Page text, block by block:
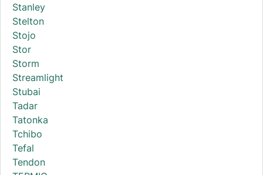
Stanley
Stelton
Stojo
Stor
Storm
Streamlight
Stubai
Tadar
Tatonka
Tchibo
Tefal
Tendon